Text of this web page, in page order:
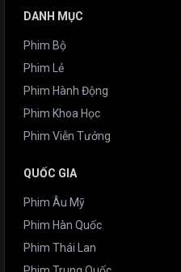
DANH MỤC
Phim Bộ
Phim Lẻ
Phim Hành Động
Phim Khoa Học
Phim Viễn Tưởng
QUỐC GIA
Phim Âu Mỹ
Phim Hàn Quốc
Phim Thái Lan